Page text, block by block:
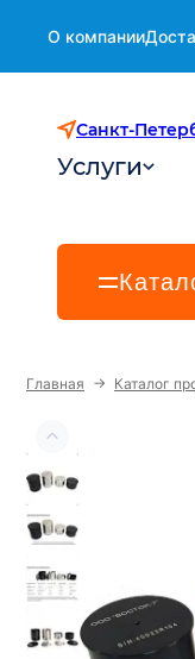
О компании
Санкт-
Услуги
Главная → Каталог